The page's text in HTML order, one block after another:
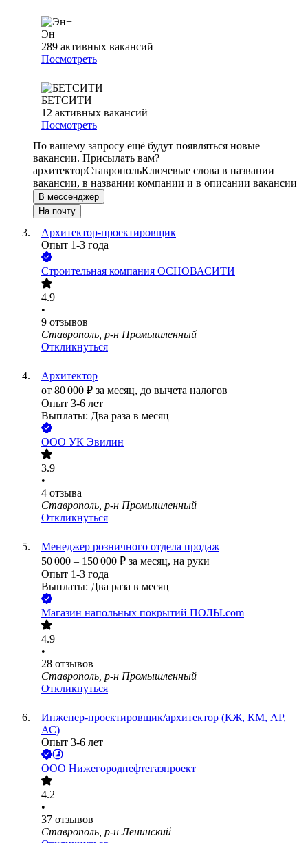
Эн+
289 активных вакансий
Посмотреть
БЕТСИТИ
12 активных вакансий
Посмотреть
По вашему запросу ещё будут появляться новые
вакансии. Присылать вам?
архитекторСтавропольКлючевые слова в названии
вакансии, в названии компании и в описании вакансии
В мессенджер
На почту
Архитектор-проектировщик
Опыт 1-3 года
Строительная компания ОСНОВАСИТИ
4.9
•
9 отзывов
Ставрополь, р-н Промышленный
Откликнуться
Архитектор
от 80 000 ₽ за месяц, до вычета налогов
Опыт 3-6 лет
Выплаты: Два раза в месяц
ООО УК Эвилин
3.9
•
4 отзыва
Ставрополь, р-н Промышленный
Откликнуться
Менеджер розничного отдела продаж
50 000 – 150 000 ₽ за месяц, на руки
Опыт 1-3 года
Выплаты: Два раза в месяц
Магазин напольных покрытий ПОЛЫ.com
4.9
•
28 отзывов
Ставрополь, р-н Промышленный
Откликнуться
Инженер-проектировщик/архитектор (КЖ, КМ, АР,
АС)
Опыт 3-6 лет
ООО Нижегороднефтегазпроект
4.2
•
37 отзывов
Ставрополь, р-н Ленинский